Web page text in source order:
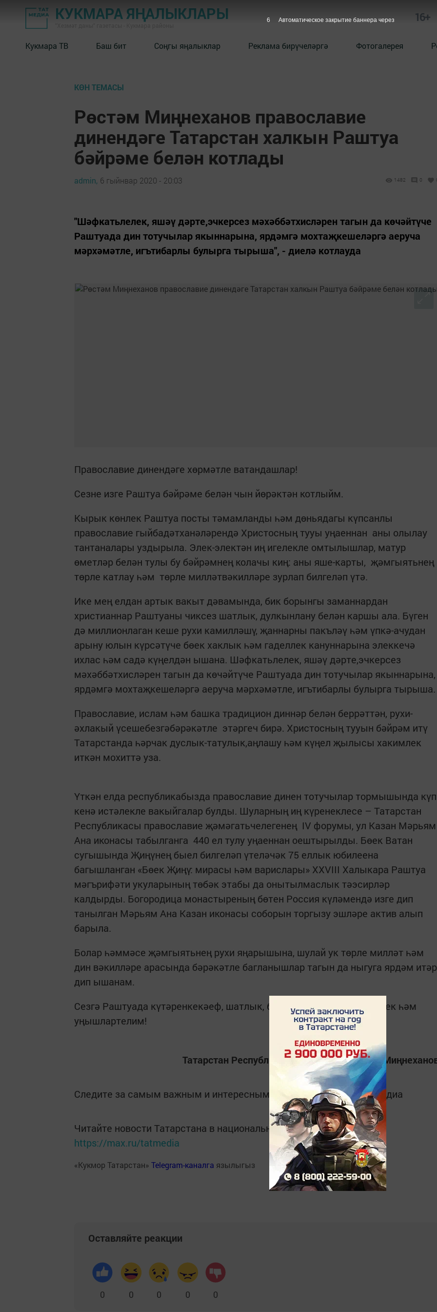
КУКМАРА ЯҢАЛЫКЛАРЫ 16+
Кукмара ТВ Баш бит Соңгы яңалыклар Реклама бирүчеләргә Фотогалерея
КӨН ТЕМАСЫ
Рөстәм Миңнеханов православие
динендәге Татарстан халкын Раштуа
бәйрәме белән котлады
admin, 6 гыйнвар 2020 - 20:03 1482 0
"Шәфкатьлелек, яшәү дәрте,эчкерсез мәхәббәтхисләрен тагын да көчәйтүче
Раштуада дин тотучылар якыннарына, ярдәмгә мохтаҗкешеләргә аеруча
мәрхәмәтле, игътибарлы булырга тырыша", - диелә котлауда
Православие динендәге хөрмәтле ватандашлар!
Сезне изге Раштуа бәйрәме белән чын йөрәктән котлыйм.
Кырык көнлек Раштуа посты тәмамланды һәм дөньядагы күпсанлы
православие гыйбадәтханәләрендә Христосның тууы уңаеннан аны олылау
тантаналары уздырыла. Элек-электән иң игелекле омтылышлар, матур
өметләр белән тулы бу бәйрәмнең колачы киң: аны яше-карты, җәмгыятьнең
төрле катлау һәм төрле милләтвәкилләре зурлап билгеләп үтә.
Ике мең елдан артык вакыт дәвамында, бик борынгы заманнардан
христианнар Раштуаны чиксез шатлык, дулкынлану белән каршы ала. Бүген
дә миллионлаган кеше рухи камилләшү, җаннарны пакъләү һәм үпкә-ачудан
арыну юлын күрсәтүче бөек хаклык һәм гаделлек кануннарына элеккечә
ихлас һәм садә күңелдән ышана. Шәфкатьлелек, яшәү дәрте,эчкерсез
мәхәббәтхисләрен тагын да көчәйтүче Раштуада дин тотучылар якыннарына,
ярдәмгә мохтаҗкешеләргә аеруча мәрхәмәтле, игътибарлы булырга
Православие, ислам һәм башка традицион диннәр белән беррәттән, рухи-
әхлакый үсешебезгәбәрәкәтле этәргеч бирә. Христосның тууын бәйрәм итү
Татарстанда һәрчак дуслык-татулык,аңлашу һәм күңел җылысы хакимлек
иткән мохиттә уза.
Үткән елда республикабызда православие динен тотучылар тормышында күп
кенә истәлекле вакыйгалар булды. Шуларның иң күренеклесе – Татарстан
Республикасы православие җәмәгатьчелегенең IV форумы, ул Казан Мәрьям
Ана иконасы табылганга 440 ел тулу уңаеннан оештырылды. Бөек Ватан
сугышында Җиңүнең быел билгеләп үтеләчәк 75 еллык юбилеена
багышланган «Бөек Җиңү: мирасы һәм варислары» XXVIII Халыкара Раштуа
мәгърифәти укуларының төбәк этабы да онытылмаслык тәэсирләр
калдырды. Богородица монастыреның бөтен Россия күләмендә изге дип
танылган Мәрьям Ана Казан иконасы соборын торгызу эшләре актив алып
барыла.
Болар һәммәсе җәмгыятьнең рухи яңарышына, шулай ук төрле милләт һәм
дин вәкилләре арасында бәрәкәтле багланышлар тагын да ныгуга ярдәм итәр
дип ышанам.
Сезгә Раштуада күтәренкекәеф, шатлык, бәхет, сәламәтлек, иминлек һәм
уңышлартелим!
Татарстан Республикасы Президенты Р.Н.
Следите за самым важным и интересным в Telegram-канале Татмедиа
Читайте новости Татарстана в национальном мессенджере MАХ:
https://max.ru/tatmedia
«Кукмор Татарстан» Telegram-каналга язылыгыз
Оставляйте реакции
0 0 0 0 0
5 Автоматическое закрытие баннера через